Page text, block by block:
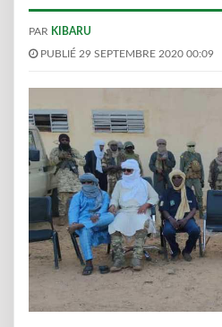
PAR KIBARU
PUBLIÉ 29 SEPTEMBRE 2020 00:09